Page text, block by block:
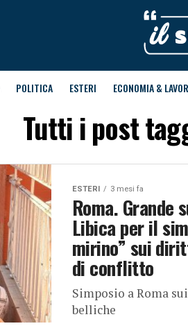
POLITICA ESTERI ECONOMIA &
Tutti i post
ESTERI 3 mesi fa
Roma. Grande
Libica per il
mirino” sui
di conflitto
Simposio a Roma
belliche